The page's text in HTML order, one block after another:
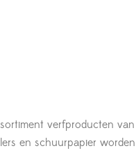
verfproducten
en schuurpapier